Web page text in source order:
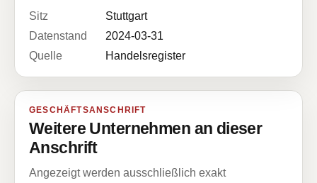
Sitz
Stuttgart
Datenstand
2024-03-31
Quelle
Handelsregister
GESCHÄFTSANSCHRIFT
Weitere Unternehmen an dieser
Anschrift
Angezeigt werden ausschließlich exakt